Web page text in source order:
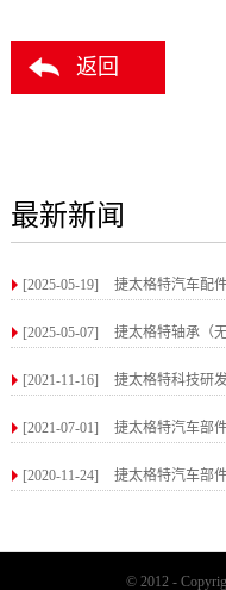
返回
最新新闻
[2025-05-19] 捷太格特汽车配
[2025-05-07] 捷太格特轴承（
[2021-11-16] 捷太格特科技研发中
[2021-07-01] 捷太格特汽车部件(天津)有
[2020-11-24] 捷太格特汽车部件(天津)有
© 2012 -